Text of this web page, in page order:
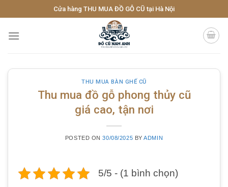
to
content
Cửa hàng THU MUA ĐỒ GỖ CŨ tại Hà Nội
THU MUA BÀN GHẾ CŨ
Thu mua đồ gỗ phong thủy cũ
giá cao, tận nơi
POSTED ON30/08/2025 BYADMIN
5/5 - (1 bình chọn)